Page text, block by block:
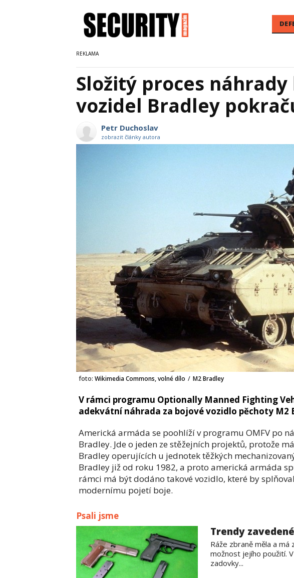
Složitý proces náhrady
vozidel Bradley
Petr Duchoslav
zobrazit články autora
foto: Wikimedia Commons, volné dílo / M2 Bradley
V rámci programu Optionally Manned Fighting
adekvátní náhrada za bojové vozidlo pěchoty M2
Americká armáda se poohlíží v programu OMFV po
Bradley. Jde o jeden ze stěžejních projektů, protože
Bradley operujících u jednotek těžkých
Bradley již od roku 1982, a proto americká armáda
rámci má být dodáno takové vozidlo, které by
modernímu pojetí boje.
Psali jsme
Trendy
Ráže zbraně měla a
možnost jejího použití.
zadovky...